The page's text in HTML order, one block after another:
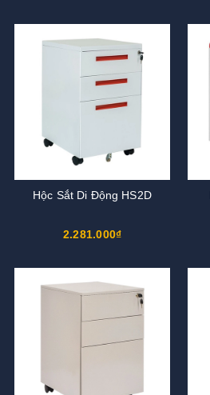
Hộc Sắt Di Động HS2D
2.281.000₫